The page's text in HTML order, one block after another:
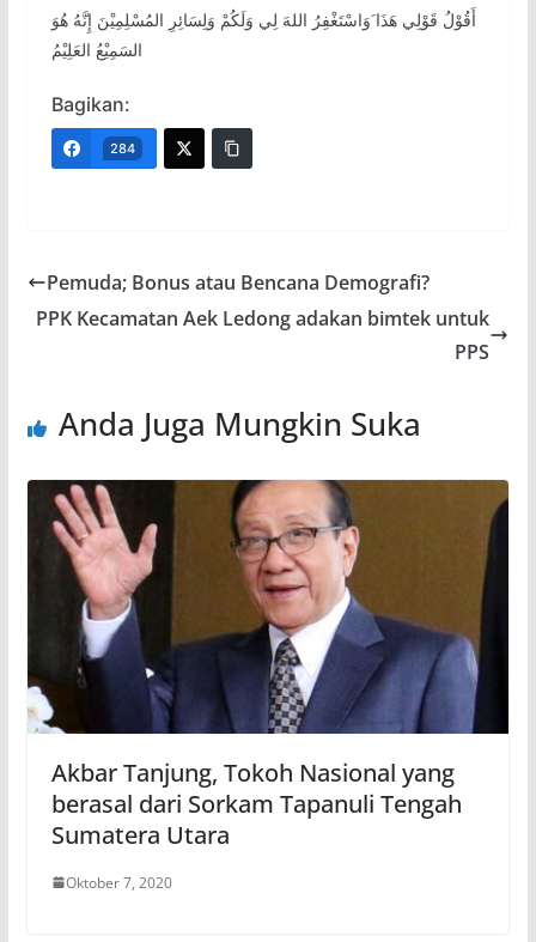
أَقُوْلُ قَوْلِي هَذَا َوَاسْتَغْفِرُ اللهَ لِي وَلَكُمْ وَلِسَائِرِ المُسْلِمِيْنَ إِنَّهُ هُوَ
السَمِيْعُ العَلِيْمُ
Bagikan:
284
Pemuda; Bonus atau Bencana Demografi?
PPK Kecamatan Aek Ledong adakan bimtek untuk
PPS
Anda Juga Mungkin Suka
Akbar Tanjung, Tokoh Nasional yang
berasal dari Sorkam Tapanuli Tengah
Sumatera Utara
Oktober 7, 2020